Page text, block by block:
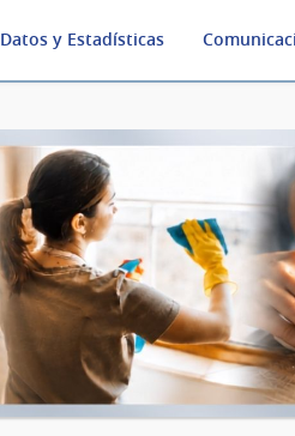
Datos y Estadísticas